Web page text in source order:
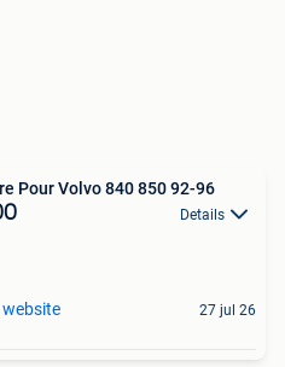
Pour Volvo 840 850 92-96
Details
website 27 jul 26